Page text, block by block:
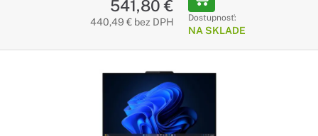
541,80 €
440,49 € bez DPH Dostupnosť:
NA SKLADE